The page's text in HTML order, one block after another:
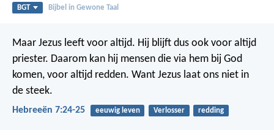
BGT Bijbel in Gewone Taal
Maar Jezus leeft voor altijd. Hij blijft dus ook voor altijd
priester. Daarom kan hij mensen die via hem bij God
komen, voor altijd redden. Want Jezus laat ons niet in
de steek.
Hebreeën 7:24-25 eeuwig leven Verlosser redding